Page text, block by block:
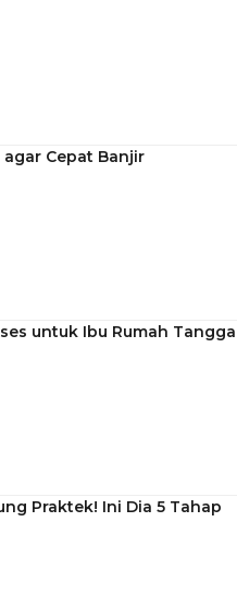
Cepat Banjir
untuk Ibu Rumah Tangga
Praktek! Ini Dia 5 Tahap